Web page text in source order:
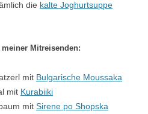
die kalte Joghurtsuppe
Mitreisenden:
mit Bulgarische Moussaka
mit Kurabiiki
mit Sirene po Shopska